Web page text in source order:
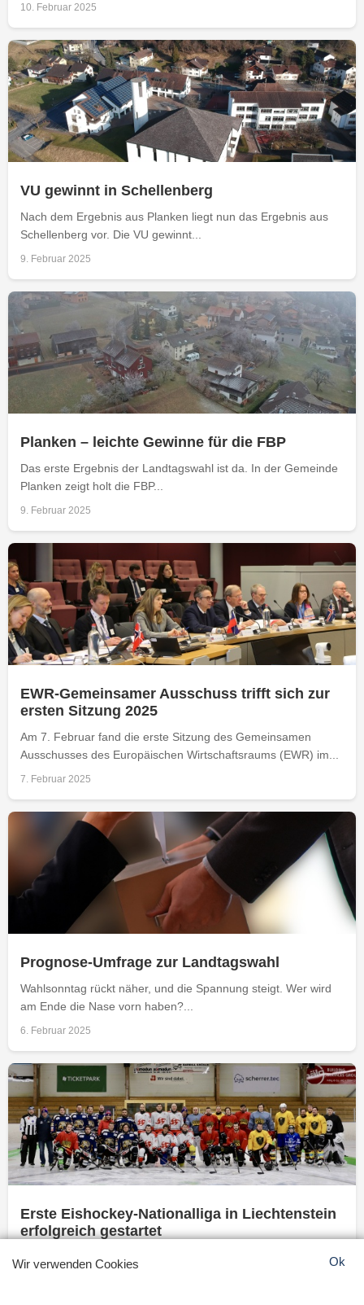
10. Februar 2025
VU gewinnt in Schellenberg
Nach dem Ergebnis aus Planken liegt nun das Ergebnis aus
Schellenberg vor. Die VU gewinnt...
9. Februar 2025
Planken – leichte Gewinne für die FBP
Das erste Ergebnis der Landtagswahl ist da. In der Gemeinde
Planken zeigt holt die FBP...
9. Februar 2025
EWR-Gemeinsamer Ausschuss trifft sich zur
ersten Sitzung 2025
Am 7. Februar fand die erste Sitzung des Gemeinsamen
Ausschusses des Europäischen Wirtschaftsraums (EWR) im...
7. Februar 2025
Prognose-Umfrage zur Landtagswahl
Wahlsonntag rückt näher, und die Spannung steigt. Wer wird
am Ende die Nase vorn haben?...
6. Februar 2025
Erste Eishockey-Nationalliga in Liechtenstein
erfolgreich gestartet
Die Geschichte des Eishockeysports in Liechtenstein wird um
Wir verwenden Cookies Ok